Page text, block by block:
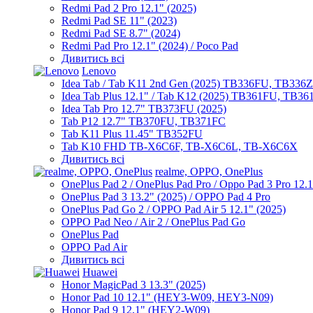
Redmi Pad 2 Pro 12.1" (2025)
Redmi Pad SE 11" (2023)
Redmi Pad SE 8.7" (2024)
Redmi Pad Pro 12.1" (2024) / Poco Pad
Дивитись всі
Lenovo
Idea Tab / Tab K11 2nd Gen (2025) TB336FU,
Idea Tab Plus 12.1" / Tab K12 (2025) TB361FU,
Idea Tab Pro 12.7" TB373FU (2025)
Tab P12 12.7" TB370FU, TB371FC
Tab K11 Plus 11.45" TB352FU
Tab K10 FHD TB-X6C6F, TB-X6C6L, TB-X6C6X
Дивитись всі
realme, OPPO, OnePlus
OnePlus Pad 2 / OnePlus Pad Pro / Oppo Pad 3 Pro
OnePlus Pad 3 13.2" (2025) / OPPO Pad 4 Pro
OnePlus Pad Go 2 / OPPO Pad Air 5 12.1" (2025)
OPPO Pad Neo / Air 2 / OnePlus Pad Go
OnePlus Pad
OPPO Pad Air
Дивитись всі
Huawei
Honor MagicPad 3 13.3" (2025)
Honor Pad 10 12.1" (HEY3-W09, HEY3-N09)
Honor Pad 9 12.1" (HEY2-W09)